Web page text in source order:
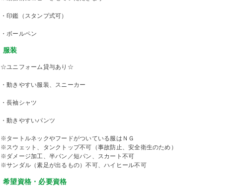
・印鑑（スタンプ式可）
・ボールペン
服装
☆ユニフォーム貸与あり☆
・動きやすい服装、スニーカー
・長袖シャツ
・動きやすいパンツ
※タートルネックやフードがついている服はＮＧ
※スウェット、タンクトップ不可（事故防止、安全衛生のため）
※ダメージ加工、半パン／短パン、スカート不可
※サンダル（素足が出るもの）不可、ハイヒール不可
希望資格・必要資格